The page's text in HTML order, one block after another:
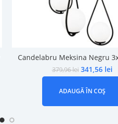
Candelabru Meksina Negru
379,96lei 341,56 lei
ADAUGĂ ÎN COȘ